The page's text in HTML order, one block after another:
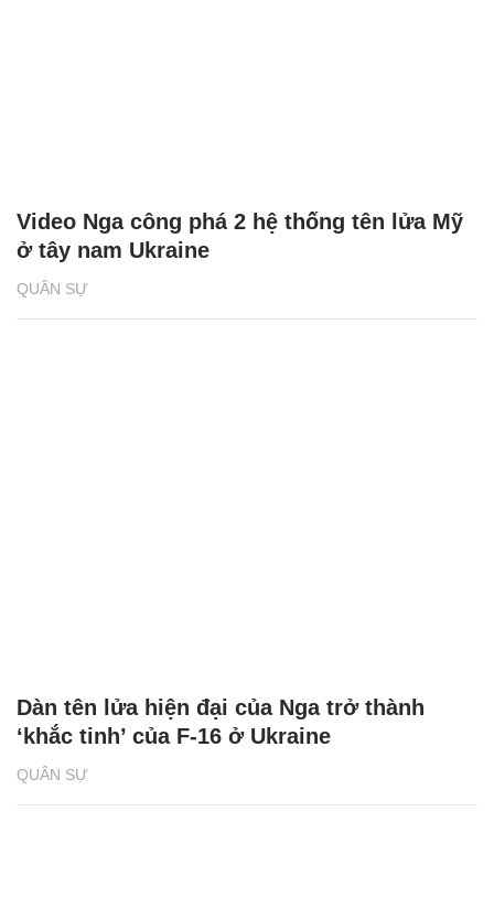
QUÂN SỰ
Video Nga công phá 2 hệ thống tên lửa Mỹ
ở tây nam Ukraine
QUÂN SỰ
Dàn tên lửa hiện đại của Nga trở thành
‘khắc tinh’ của F-16 ở Ukraine